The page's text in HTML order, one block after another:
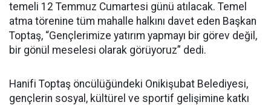
temeli 12 Temmuz Cumartesi günü atılacak. Temel
atma törenine tüm mahalle halkını davet eden Başkan
Toptaş, “Gençlerimize yatırım yapmayı bir görev değil,
bir gönül meselesi olarak görüyoruz” dedi.
Hanifi Toptaş öncülüğündeki Onikişubat Belediyesi,
gençlerin sosyal, kültürel ve sportif gelişimine katkı